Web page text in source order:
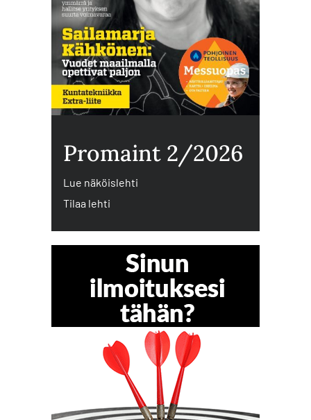
Promaint 2/2026
Lue näköislehti
Tilaa lehti